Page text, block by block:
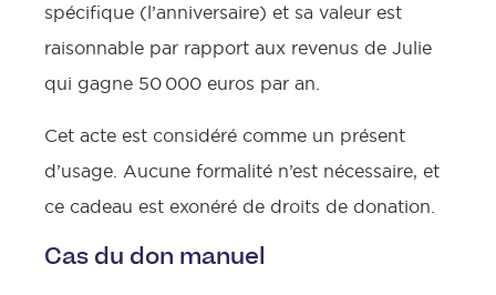
spécifique (l’anniversaire) et sa valeur est
raisonnable par rapport aux revenus de Julie
qui gagne 50 000 euros par an.
Cet acte est considéré comme un présent
d’usage. Aucune formalité n’est nécessaire, et
ce cadeau est exonéré de droits de donation.
Cas du don manuel